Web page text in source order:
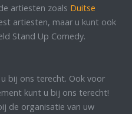
artiesten zoals Duitse
artiesten, maar u kunt ook
Stand Up Comedy.
bij ons terecht. Ook voor
kunt u bij ons terecht!
de organisatie van uw